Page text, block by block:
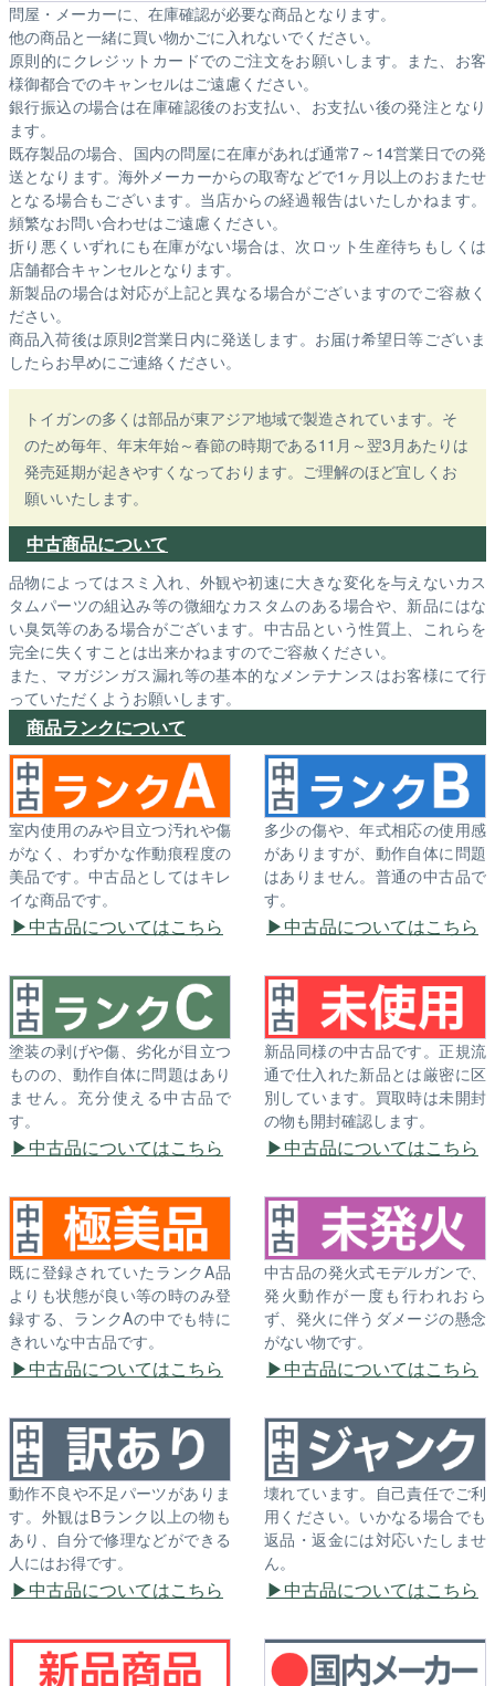
問屋・メーカーに、在庫確認が必要な商品となります。
他の商品と一緒に買い物かごに入れないでください。
原則的にクレジットカードでのご注文をお願いします。また、お客
様御都合でのキャンセルはご遠慮ください。
銀行振込の場合は在庫確認後のお支払い、お支払い後の発注となり
ます。
既存製品の場合、国内の問屋に在庫があれば通常7～14営業日での発
送となります。海外メーカーからの取寄などで1ヶ月以上のおまたせ
となる場合もございます。 当店からの経過報告はいたしかねます。
頻繁なお問い合わせはご遠慮ください。
折り悪くいずれにも在庫がない場合は、次ロット生産待ちもしくは
店舗都合キャンセルとなります。
新製品の場合は対応が上記と異なる場合がございますのでご容赦く
ださい。
商品入荷後は原則2営業日内に発送します。お届け希望日等ございま
したらお早めにご連絡ください。
トイガンの多くは部品が東アジア地域で製造されています。そ
のため毎年、年末年始～春節の時期である11月～翌3月あたりは
発売延期が起きやすくなっております。ご理解のほど宜しくお
願いいたします。
中古商品について
品物によってはスミ入れ、外観や初速に大きな変化を与えないカス
タムパーツの組込み等の微細なカスタムのある場合や、新品にはな
い臭気等のある場合がございます。中古品という性質上、これらを
完全に失くすことは出来かねますのでご容赦ください。
また、マガジンガス漏れ等の基本的なメンテナンスはお客様にて行
っていただくようお願いします。
商品ランクについて
室内使用のみや目立つ汚れや傷
がなく、わずかな作動痕程度の
美品です。中古品としてはキレ
イな商品です。
中古品についてはこちら
多少の傷や、年式相応の使用感
がありますが、動作自体に問題
はありません。普通の中古品で
す。
中古品についてはこちら
塗装の剥げや傷、劣化が目立つ
ものの、動作自体に問題はあり
ません。充分使える中古品で
す。
中古品についてはこちら
新品同様の中古品です。正規流
通で仕入れた新品とは厳密に区
別しています。買取時は未開封
の物も開封確認します。
中古品についてはこちら
既に登録されていたランクA品
よりも状態が良い等の時のみ登
録する、ランクAの中でも特に
きれいな中古品です。
中古品についてはこちら
中古品の発火式モデルガンで、
発火動作が一度も行われおら
ず、発火に伴うダメージの懸念
がない物です。
中古品についてはこちら
動作不良や不足パーツがありま
す。外観はBランク以上の物も
あり、自分で修理などができる
人にはお得です。
中古品についてはこちら
壊れています。自己責任でご利
用ください。いかなる場合でも
返品・返金には対応いたしませ
ん。
中古品についてはこちら